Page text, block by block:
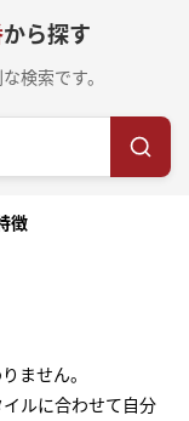
から探す
検索です。
徴
ません。
ルに合わせて自分